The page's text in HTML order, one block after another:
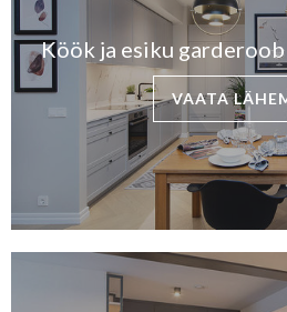
Köök ja esiku
VAATA